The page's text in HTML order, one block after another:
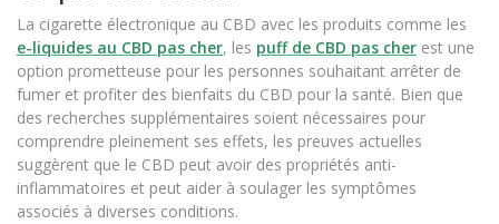
La cigarette électronique au CBD avec les produits comme les
e-liquides au CBD pas cher, les puff de CBD pas cher est une
option prometteuse pour les personnes souhaitant arrêter de
fumer et profiter des bienfaits du CBD pour la santé. Bien que
des recherches supplémentaires soient nécessaires pour
comprendre pleinement ses effets, les preuves actuelles
suggèrent que le CBD peut avoir des propriétés anti-
inflammatoires et peut aider à soulager les symptômes
associés à diverses conditions.